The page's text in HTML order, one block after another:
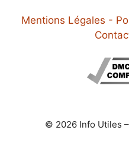
Mentions Légales -
© 2026 Info Utiles